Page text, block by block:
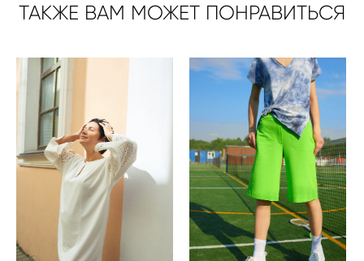
ТАКЖЕ ВАМ МОЖЕТ ПОНРАВИТЬСЯ